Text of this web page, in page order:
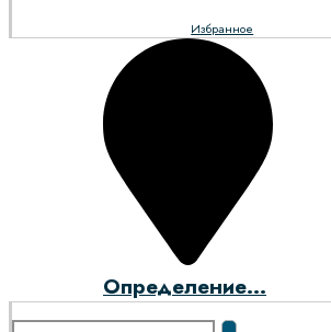
Избранное
Определение...